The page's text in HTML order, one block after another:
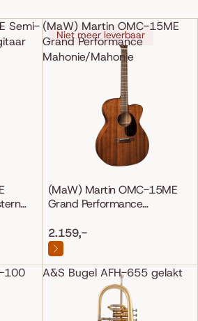
Semi- (MaW) Martin OMC-15ME
Grand Performance
Mahonie/Mahonie
Niet meer leverbaar
(MaW) Martin OMC-15ME
Grand Performance
2.159,-
100 A&S Bugel AFH-655 gelakt